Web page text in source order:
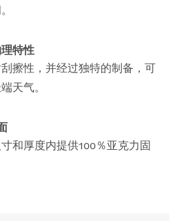
特性
擦性，并经过独特的制备，可
天气。
和厚度内提供100％亚克力固